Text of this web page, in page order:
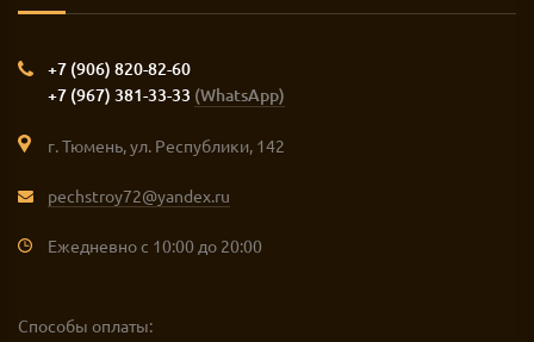
+7 (906) 820-82-60
+7 (967) 381-33-33 (WhatsApp)
г. Тюмень, ул. Республики, 142
pechstroy72@yandex.ru
Ежедневно с 10:00 до 20:00
Способы оплаты: